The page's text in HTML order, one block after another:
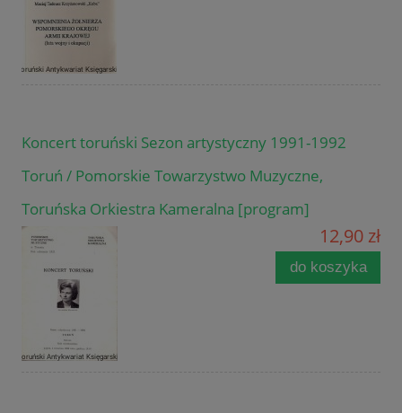
Koncert toruński Sezon artystyczny 1991-1992
Toruń / Pomorskie Towarzystwo Muzyczne,
Toruńska Orkiestra Kameralna [program]
12,90 zł
do koszyka